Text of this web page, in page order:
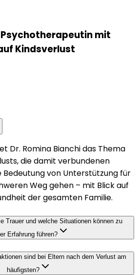
Psychotherapeutin mit
Kindsverlust
Dr. Romina Bianchi das Thema
die damit verbundenen
Bedeutung von Unterstützung für
Weg gehen – mit Blick auf
der gesamten Familie.
Trauer und welche Situationen können zu
Erfahrung führen?
sind bei Eltern nach dem Verlust am
häufigsten?